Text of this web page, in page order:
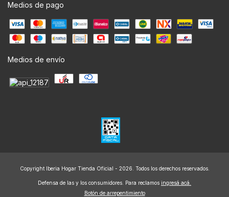
Medios de pago
Medios de envío
Copyright Iberia Hogar Tienda Oficial - 2026. Todos los derechos reservados.
Defensa de las y los consumidores. Para reclamos ingresá acá.
Botón de arrepentimiento